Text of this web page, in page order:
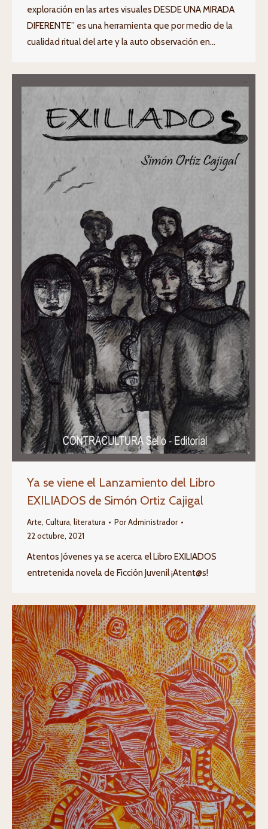
exploración en las artes visuales DESDE UNA MIRADA
DIFERENTE” es una herramienta que por medio de la
cualidad ritual del arte y la auto observación en…
Ya se viene el Lanzamiento del Libro
EXILIADOS de Simón Ortiz Cajigal
Arte, Cultura, literatura PorAdministrador
22 octubre, 2021
Atentos Jóvenes ya se acerca el Libro EXILIADOS
entretenida novela de Ficción Juvenil ¡Atent@s!